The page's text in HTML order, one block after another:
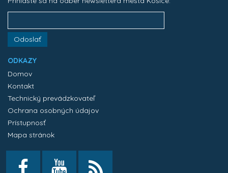
Odoslať
ODKAZY
Domov
Kontakt
Technický prevádzkovateľ
Ochrana osobných údajov
Prístupnosť
Mapa stránok